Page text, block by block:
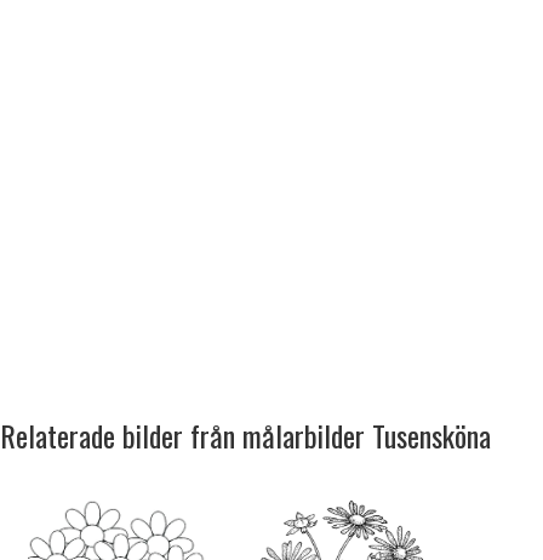
Relaterade bilder från målarbilder Tusensköna